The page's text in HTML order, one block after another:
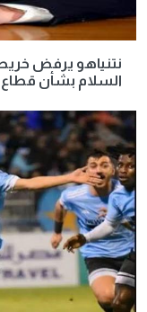
نتنياهو يرفض
السلام بشأن قطاع